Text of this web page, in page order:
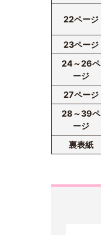
22ページ
23ページ
24～26ペ
ージ
27ページ
28～39ペ
ージ
裏表紙